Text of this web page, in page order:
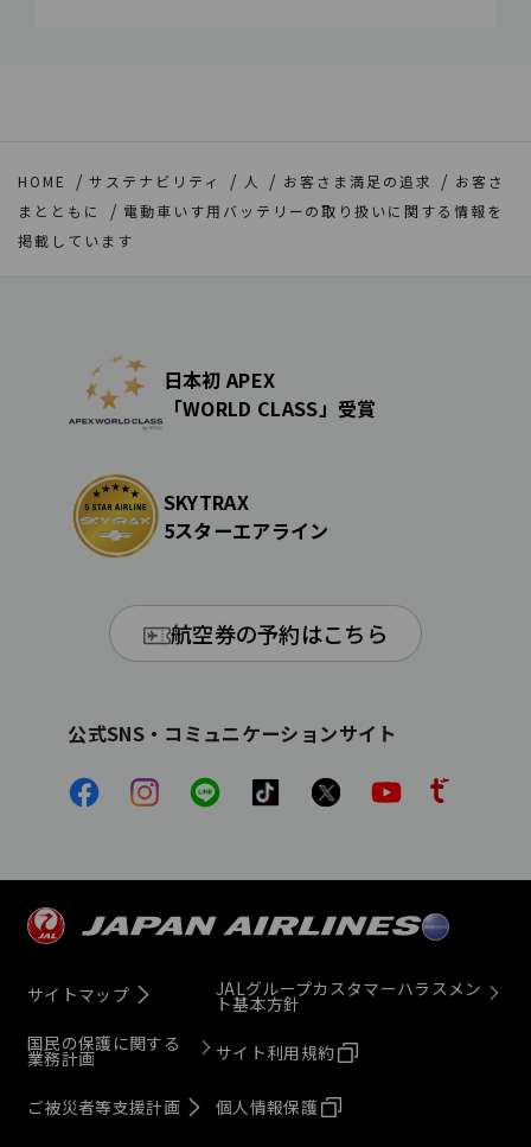
HOME サステナビリティ 人 お客さま満足の追求
お客さ
まとともに
電動車いす用バッテリーの取り扱いに関する情報を
掲載しています
日本初 APEX
「WORLD CLASS」受賞
SKYTRAX
5スターエアライン
航空券の予約はこちら
公式SNS・コミュニケーションサイト
サイトマップ
国民の保護に関する
業務計画
ご被災者等支援計画
JALグループカスタマーハラスメン
ト基本方針
サイト利用規約
個人情報保護